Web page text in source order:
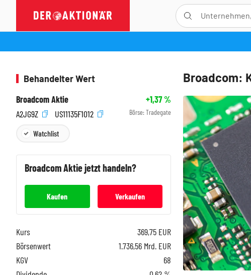
Broadcom:
Behandelter Wert
Broadcom Aktie
+1,37%
A2JG9Z
US11135F1012 Börse: Tradegate
Watchlist
BroadcomAktie jetzt handeln?
Kaufen Verkaufen
Kurs 369,75 EUR
Börsenwert
1.736,56 Mrd. EUR
KGV
68